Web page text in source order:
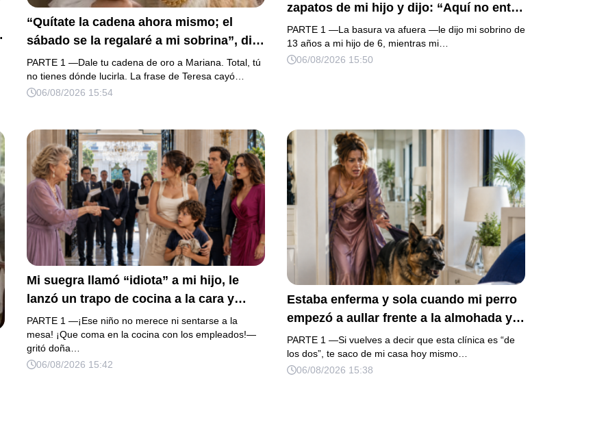
“Quítate la cadena ahora mismo; el
sábado se la regalaré a mi sobrina”, dijo
mi suegra, asegurando que una mujer
con las manos marcadas por espinas no
merecía 50 gramos de oro. Mi esposo
calma y le pedí que preparara la fiesta.
Ella creyó haber ganado… hasta que
proyecté el recibo completo que había
intentado ocultar.
PARTE 1 —Dale tu cadena de oro a Mariana. Total, tú
no tienes dónde lucirla. La frase de Teresa cayó…
06/08/2026 15:54
zapatos de mi hijo y dijo: “Aquí no entra
la basura”. Mi madre bajó la mirada y mi
hermana siguió tomando café como si
nada. Yo asentí, abracé a mi niño y me
mismo niño que acababa de humillarlo.
PARTE 1 —La basura va afuera —le dijo mi sobrino de
13 años a mi hijo de 6, mientras mi…
06/08/2026 15:50
Mi suegra llamó “idiota” a mi hijo, le
lanzó un trapo de cocina a la cara y
anunció que su primo recibiría 80
millones y el 50% de las acciones:
“Aprende cuál es tu lugar”. Permanecí
en silencio hasta que terminaron de
PARTE 1 —¡Ese niño no merece ni sentarse a la
mesa! ¡Que coma en la cocina con los empleados!—
gritó doña…
06/08/2026 15:42
Estaba enferma y sola cuando mi perro
empezó a aullar frente a la almohada y
me empujó lejos de la cama. Mi esposo
regresó un día antes y susurró:
“Acuéstate, amor, yo te cuidaré”. Fingí
PARTE 1 —Si vuelves a decir que esta clínica es “de
los dos”, te saco de mi casa hoy mismo…
06/08/2026 15:38